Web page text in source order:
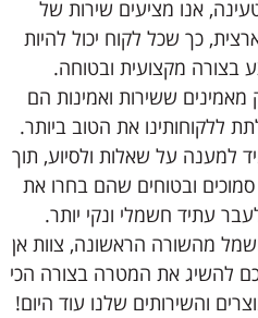
אנו מציעים שירות של
כך שכל לקוח יכול להיות
מקצועית ובטוחה.
מאמינים ששירות ואמינות הם
ללקוחותינו את הטוב ביותר.
למענה על שאלות ולסיוע, תוך
סמוכים ובטוחים שהם בחרו את
עתיד חשמלי ונקי יותר.
מהשורה הראשונה, צוות אן
להשיג את המטרה בצורה הכי
והשירותים שלנו עוד היום!